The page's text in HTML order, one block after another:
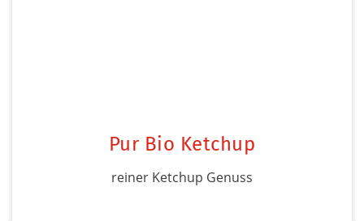
Pur Bio Ketchup
reiner Ketchup Genuss